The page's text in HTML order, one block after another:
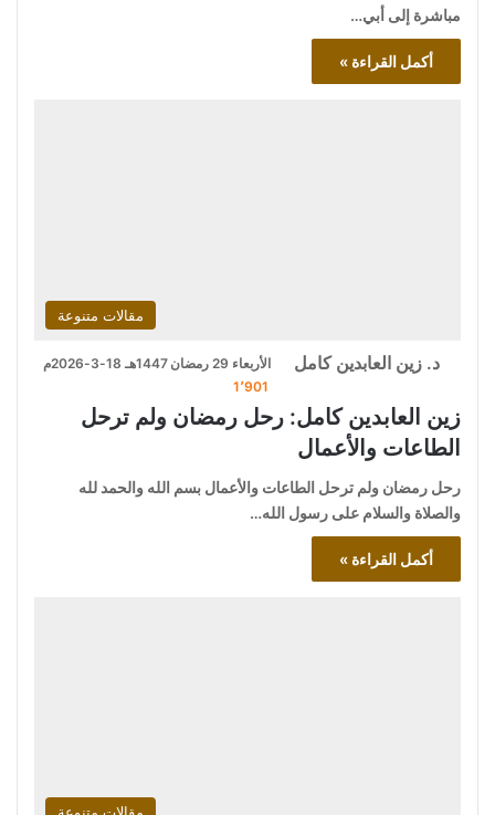
مباشرة إلى أبي…
أكمل القراءة »
مقالات متنوعة
د. زين العابدين كامل
الأربعاء 29 رمضان 1447هـ 18-3-2026م
1٬901
زين العابدين كامل: رحل رمضان ولم ترحل
الطاعات والأعمال
رحل رمضان ولم ترحل الطاعات والأعمال بسم الله والحمد لله
والصلاة والسلام على رسول الله…
أكمل القراءة »